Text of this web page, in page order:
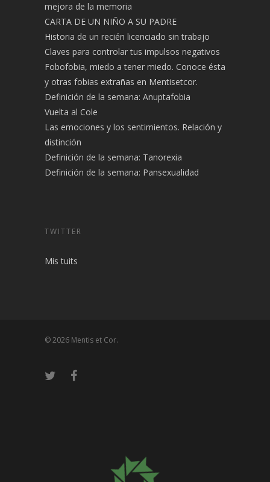
mejora de la memoria
CARTA DE UN NIÑO A SU PADRE
Historia de un recién licenciado sin trabajo
Claves para controlar tus impulsos negativos
Fobofobia, miedo a tener miedo. Conoce ésta
y otras fobias extrañas en Mentisetcor.
Definición de la semana: Anuptafobia
Vuelta al Cole
Las emociones y los sentimientos. Relación y
distinción
Definición de la semana: Tanorexia
Definición de la semana: Pansexualidad
TWITTER
Mis tuits
© 2026 Mentis et Cor.